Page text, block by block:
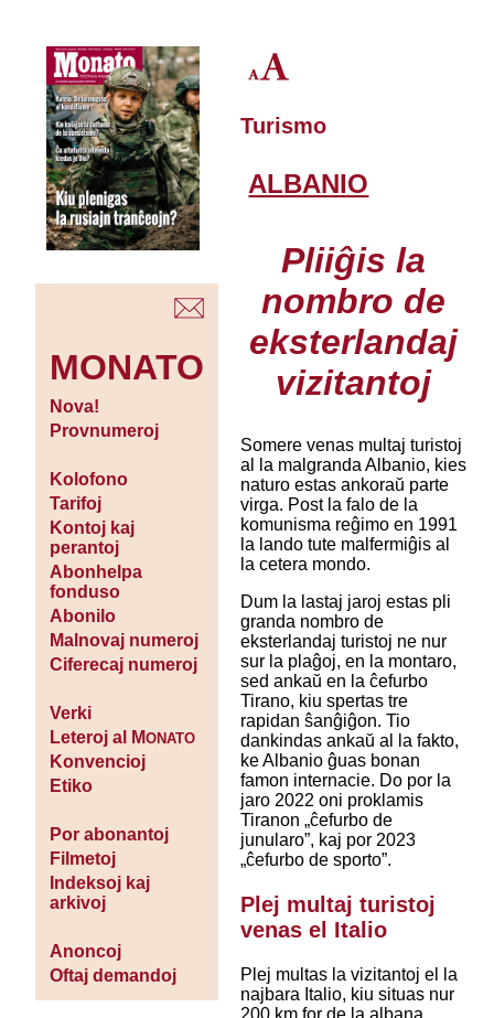
MONATO
Nova!
Provnumeroj
Kolofono
Tarifoj
Kontoj kaj
perantoj
Abonhelpa
fonduso
Abonilo
Malnovaj numeroj
Ciferecaj numeroj
Verki
Leteroj al MONATO
Konvencioj
Etiko
Por abonantoj
Filmetoj
Indeksoj kaj
arkivoj
Anoncoj
Oftaj demandoj
Turismo
ALBANIO
Pliiĝis la
nombro de
eksterlandaj
vizitantoj
Somere venas multaj turistoj
al la malgranda Albanio, kies
naturo estas ankoraŭ parte
virga. Post la falo de la
komunisma reĝimo en 1991
la lando tute malfermiĝis al
la cetera mondo.
Dum la lastaj jaroj estas pli
granda nombro de
eksterlandaj turistoj ne nur
sur la plaĝoj, en la montaro,
sed ankaŭ en la ĉefurbo
Tirano, kiu spertas tre
rapidan ŝanĝiĝon. Tio
dankindas ankaŭ al la fakto,
ke Albanio ĝuas bonan
famon internacie. Do por la
jaro 2022 oni proklamis
Tiranon „ĉefurbo de
junularo”, kaj por 2023
„ĉefurbo de sporto”.
Plej multaj turistoj
venas el Italio
Plej multas la vizitantoj el la
najbara Italio, kiu situas nur